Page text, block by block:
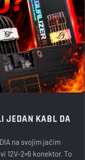
JEDAN KABL DA
na svojim jačim
12V-2×6 konektor. To